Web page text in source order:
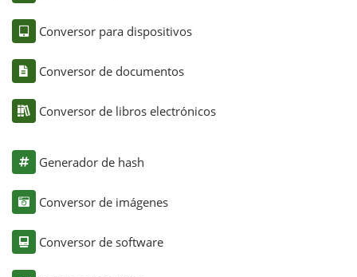
Conversor para dispositivos
Conversor de documentos
Conversor de libros electrónicos
Generador de hash
Conversor de imágenes
Conversor de software